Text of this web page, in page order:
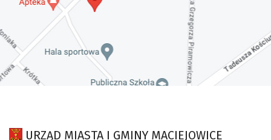
URZĄD MIASTA I GMINY MACIEJOWICE